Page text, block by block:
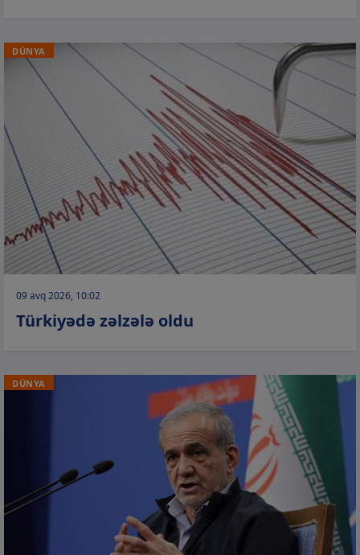
DÜNYA
09 avq 2026, 10:02
Türkiyədə zəlzələ oldu
DÜNYA